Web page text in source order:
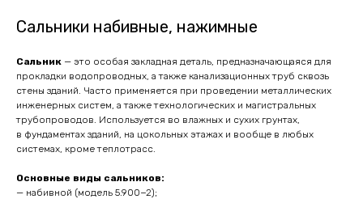
Сальники набивные, нажимные
Сальник — это особая закладная деталь, предназначающаяся для
прокладки водопроводных, а также канализационных труб сквозь
стены зданий. Часто применяется при проведении металлических
инженерных систем, а также технологических и магистральных
трубопроводов. Используется во влажных и сухих грунтах,
в фундаментах зданий, на цокольных этажах и вообще в любых
системах, кроме теплотрасс.
Основные виды сальников:
— набивной (модель 5.900−2);